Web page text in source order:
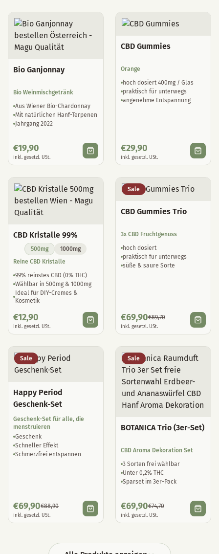
Bio Ganjonnay
Bio Weinmischgetränk
Aus Wiener Bio-Chardonnay
Mit natürlichen Hanf-Terpenen
Jahrgang 2022
€19,90
inkl. gesetzl. USt.
CBD Gummies
Orange
hoch dosiert 400mg / Glas
praktisch für unterwegs
angenehme Entspannung
€29,90
inkl. gesetzl. USt.
CBD Kristalle 99%
500mg
1000mg
Reine CBD Kristalle
99% reinstes CBD (0% THC)
Wählbar in 500mg & 1000mg
Ideal für DIY-Cremes &
Kosmetik
€12,90
inkl. gesetzl. USt.
Sale
CBD Gummies Trio
3x CBD Fruchtgenuss
hoch dosiert
praktisch für unterwegs
süße & saure Sorte
€69,90€89,70
inkl. gesetzl. USt.
Sale
Happy Period
Geschenk-Set
Geschenk-Set für alle, die
menstruieren
Geschenk
Schneller Effekt
Schmerzfrei entspannen
€69,90€88,90
inkl. gesetzl. USt.
Sale
BOTANICA Trio (3er-Set)
CBD Aroma Dekoration Set
3 Sorten frei wählbar
Unter 0,2% THC
Sparset im 3er-Pack
€69,90€74,70
inkl. gesetzl. USt.